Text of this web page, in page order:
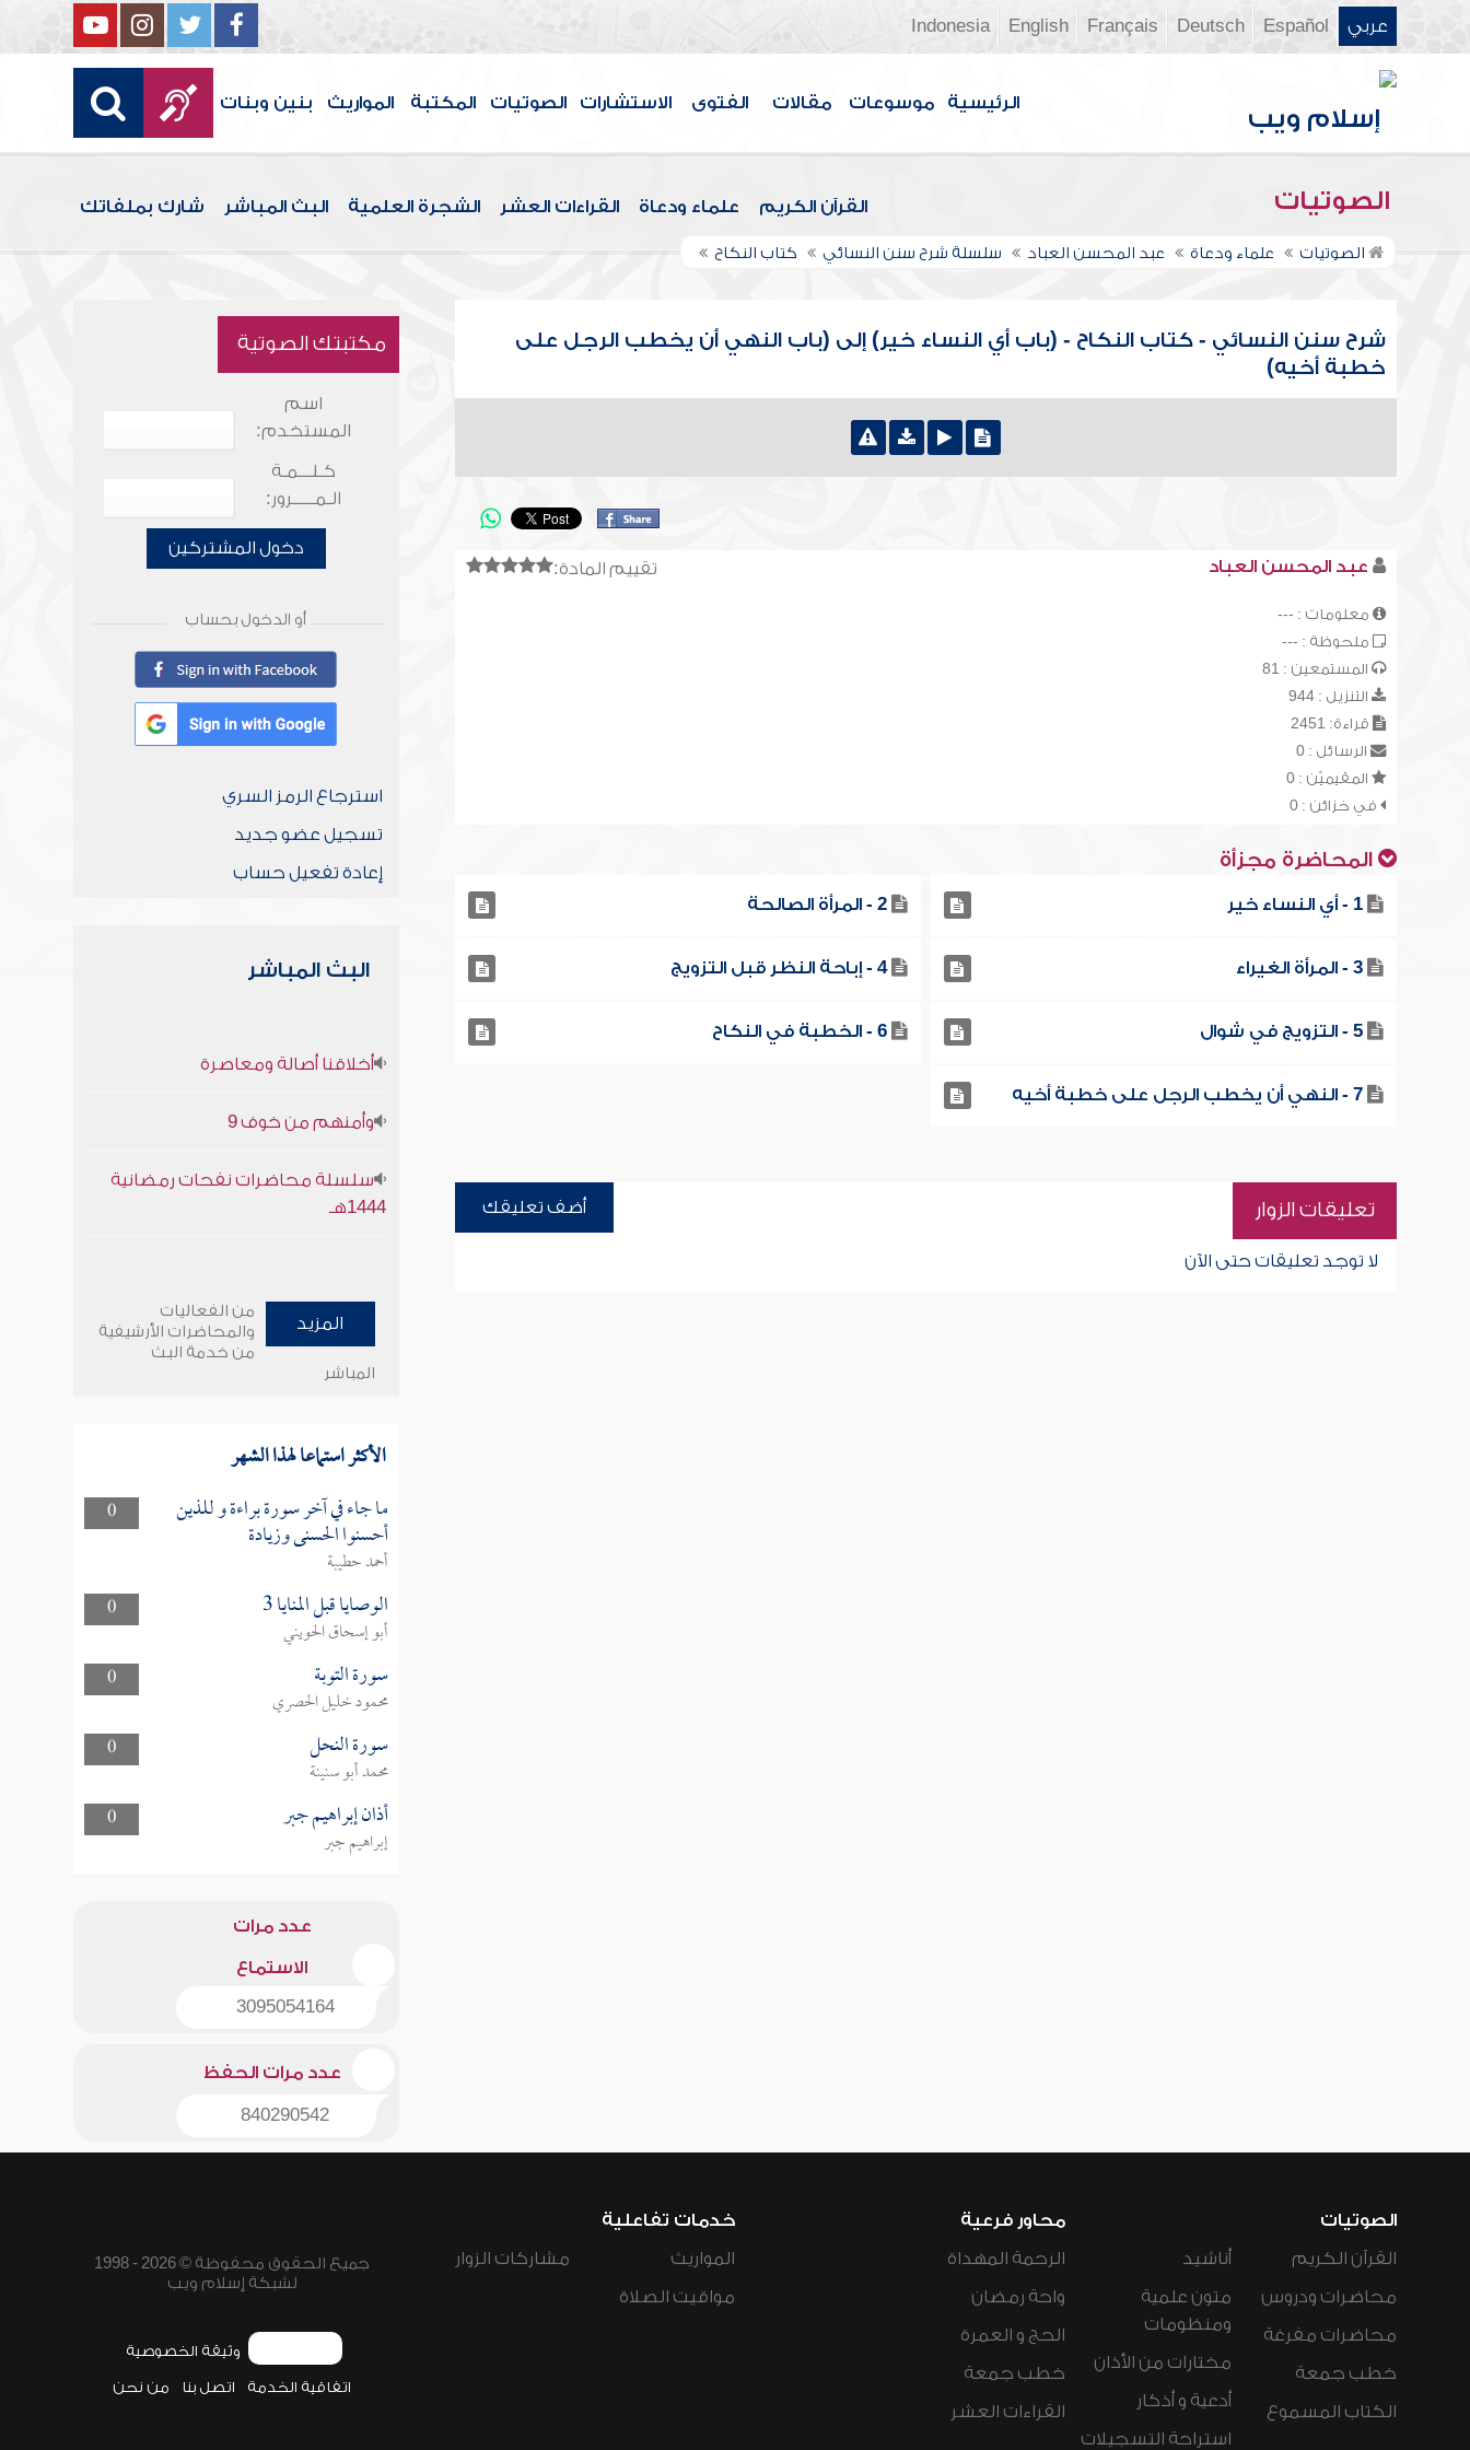
عربي Español
Deutsch
Français
English
Indonesia
الرئيسية موسوعات مقالات الفتوى الاستشارات الصوتيات المكتبة المواريث بنين وبنات
الصوتيات القرآن الكريم علماء ودعاة القراءات العشر الشجرة العلمية البث المباشر شارك بملفاتك
الصوتيات علماء ودعاة عبد المحسن العباد سلسلة شرح سنن النسائي كتاب النكاح
شرح سنن النسائي - كتاب النكاح - (باب أي النساء خير) إلى (باب النهي أن يخطب الرجل على
خطبة أخيه)
تقييم المادة: عبد المحسن العباد
معلومات : ---
ملحوظة : ---
المستمعين : 81
التنزيل : 944
قراءة: 2451
الرسائل : 0
المقيميّن : 0
في خزائن : 0
المحاضرة مجزأة
1 - أي النساء خير 2 - المرأة الصالحة
3 - المرأة الغيراء 4 - إباحة النظر قبل التزويج
5 - التزويج في شوال 6 - الخطبة في النكاح
7 - النهي أن يخطب الرجل على خطبة أخيه
تعليقات الزوار أضف تعليقك
لا توجد تعليقات حتى الآن
مكتبتك الصوتية
اسم
المستخدم:
كـلـــمـة
الـمـــــرور:
دخول المشتركين
أو الدخول بحساب
استرجاع الرمز السري
تسجيل عضو جديد
إعادة تفعيل حساب
البث المباشر
أخلاقنا أصالة ومعاصرة
وأمنهم من خوف 9
سلسلة محاضرات نفحات رمضانية
1444هـ
المزيد
من الفعاليات
والمحاضرات الأرشيفية
من خدمة البث
المباشر
الأكثر استماعا لهذا الشهر
0 ما جاء في آخر سورة براءة و للذين
أحسنوا الحسنى وزيادة
أحمد حطيبة
0
الوصايا قبل المنايا 3
أبو إسحاق الحويني
0
سورة التوبة
محمود خليل الحصري
0
سورة النحل
محمد أبو سنينة
0
أذان إبراهيم جبر
إبراهيم جبر
عدد مرات
الاستماع
3095054164
عدد مرات الحفظ
840290542
الصوتيات
القرآن الكريم
محاضرات ودروس
محاضرات مفرغة
خطب جمعة
الكتاب المسموع
أناشيد
متون علمية
ومنظومات
مختارات من الأذان
أدعية و أذكار
استراحة التسجيلات
محاور فرعية
الرحمة المهداة
واحة رمضان
الحج و العمرة
خطب جمعة
القراءات العشر
خدمات تفاعلية
المواريث
مواقيت الصلاة
مشاركات الزوار
جميع الحقوق محفوظة © 2026 - 1998
لشبكة إسلام ويب
وثيقة الخصوصية
اتفاقية الخدمة اتصل بنا من نحن